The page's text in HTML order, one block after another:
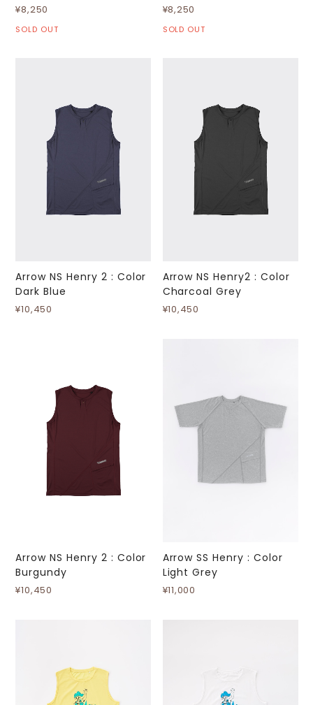
¥8,250
SOLD OUT
¥8,250
SOLD OUT
Arrow NS Henry 2 : Color
Dark Blue
¥10,450
Arrow NS Henry2 : Color
Charcoal Grey
¥10,450
Arrow NS Henry 2 : Color
Burgundy
¥10,450
Arrow SS Henry : Color
Light Grey
¥11,000